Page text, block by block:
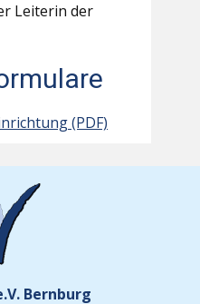
Leiterin der
(PDF)
Bernburg